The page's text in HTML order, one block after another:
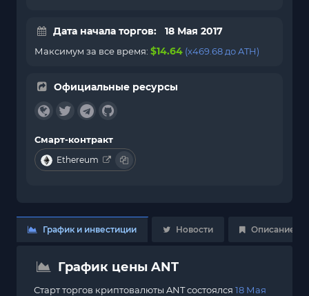
Дата начала торгов: 18 Мая 2017
Максимум за все время: $14.64 (x469.68 до ATH)
Официальные ресурсы
Смарт-контракт
Ethereum
График и инвестиции Новости Описание
График цены ANT
Старт торгов криптовалюты ANT состоялся 18 Мая